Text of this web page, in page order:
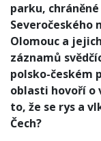
parku,
Severočeského
Olomouc a
záznamů
polsko-českém
oblasti hovoří o
to, že se rys a
Čech?